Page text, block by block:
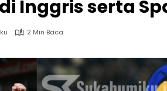
Inggris serta
2 Min Baca